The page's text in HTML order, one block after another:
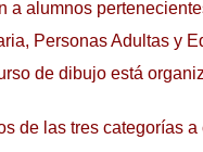
a alumnos
Personas Adultas y
de dibujo está
de las tres categorías